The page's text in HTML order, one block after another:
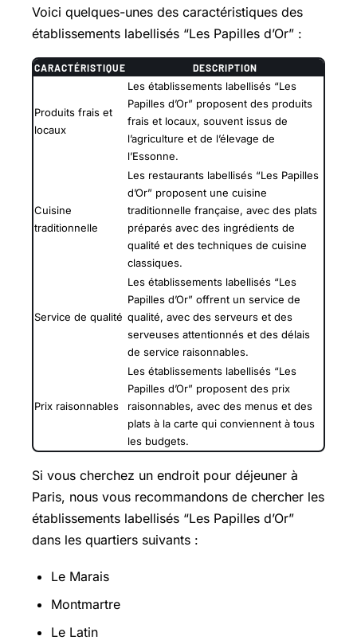
Voici quelques-unes des caractéristiques des
établissements labellisés “Les Papilles d’Or” :
CARACTÉRISTIQUE DESCRIPTION
Produits frais et
locaux
Les établissements labellisés “Les
Papilles d’Or” proposent des produits
frais et locaux, souvent issus de
l’agriculture et de l’élevage de
l’Essonne.
Cuisine
traditionnelle
Les restaurants labellisés “Les Papilles
d’Or” proposent une cuisine
traditionnelle française, avec des plats
préparés avec des ingrédients de
qualité et des techniques de cuisine
classiques.
Service de qualité
Les établissements labellisés “Les
Papilles d’Or” offrent un service de
qualité, avec des serveurs et des
serveuses attentionnés et des délais
de service raisonnables.
Prix raisonnables
Les établissements labellisés “Les
Papilles d’Or” proposent des prix
raisonnables, avec des menus et des
plats à la carte qui conviennent à tous
les budgets.
Si vous cherchez un endroit pour déjeuner à
Paris, nous vous recommandons de chercher les
établissements labellisés “Les Papilles d’Or”
dans les quartiers suivants :
Le Marais
Montmartre
Le Latin